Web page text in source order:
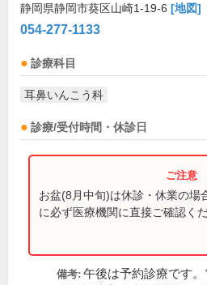
静岡県静岡市葵区山崎1-19-6 [地図]
054-277-1133
診療科目
耳鼻いんこう科
診療/受付時間・休診日
お盆(8月中旬)は休診・休業の場
に必ず医療機関に直接ご確認くだ
備考: 午後は予約診療です